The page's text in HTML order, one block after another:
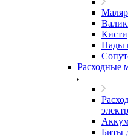
Кисти
Пады
Расходные
Биты